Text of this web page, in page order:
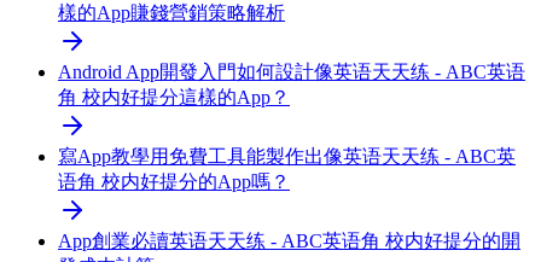
樣的App賺錢營銷策略解析
Android App開發入門如何設計像英语天天练 - ABC英语
角 校内好提分這樣的App？
寫App教學用免費工具能製作出像英语天天练 - ABC英
语角 校内好提分的App嗎？
App創業必讀英语天天练 - ABC英语角 校内好提分的開